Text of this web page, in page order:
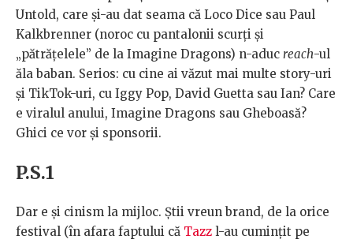
Untold, care și-au dat seama că Loco Dice sau Paul
Kalkbrenner (noroc cu pantalonii scurți și
„pătrățelele” de la Imagine Dragons) n-aduc reach-ul
ăla baban. Serios: cu cine ai văzut mai multe story-uri
și TikTok-uri, cu Iggy Pop, David Guetta sau Ian? Care
e viralul anului, Imagine Dragons sau Gheboasă?
Ghici ce vor și sponsorii.
P.S.1
Dar e și cinism la mijloc. Știi vreun brand, de la orice
festival (în afara faptului că Tazz l-au cumințit pe